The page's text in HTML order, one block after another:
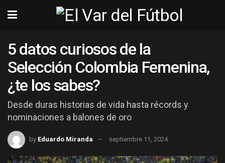
5 datos curiosos de la
Selección Colombia Femenina,
¿te los sabes?
Desde duras historias de vida hasta récords y
nominaciones a balones de oro
by Eduardo Miranda septiembre 11, 2024